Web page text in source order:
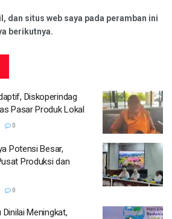
dan situs web saya pada peramban ini
berikutnya.
Diskoperindag
Pasar Produk Lokal
0
Potensi Besar,
Produksi dan
0
Meningkat,